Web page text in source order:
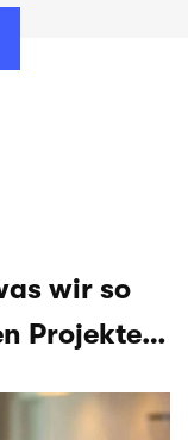
wir so
Projekte…